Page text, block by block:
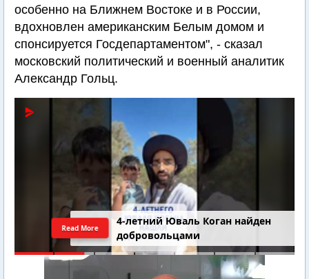
особенно на Ближнем Востоке и в России,
вдохновлен американским Белым домом и
спонсируется Госдепартаментом", - сказал
московский политический и военный аналитик
Александр Гольц.
4-летний Юваль Коган найден
добровольцами
Read More